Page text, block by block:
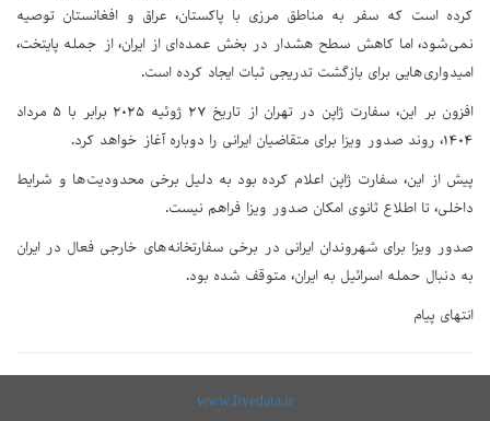
کرده است که سفر به مناطق مرزی با پاکستان، عراق و افغانستان توصیه
نمی‌شود، اما کاهش سطح هشدار در بخش عمده‌ای از ایران، از جمله پایتخت،
امیدواری‌هایی برای بازگشت تدریجی ثبات ایجاد کرده است.
افزون بر این، سفارت ژاپن در تهران از تاریخ ۲۷ ژوئیه ۲۰۲۵ برابر با ۵ مرداد
۱۴۰۴، روند صدور ویزا برای متقاضیان ایرانی را دوباره آغاز خواهد کرد.
پیش‌ از این، سفارت ژاپن اعلام کرده بود به دلیل برخی محدودیت‌ها و شرایط
داخلی، تا اطلاع ثانوی امکان صدور ویزا فراهم نیست.
صدور ویزا برای شهروندان ایرانی در برخی سفارتخانه‌های خارجی فعال در ایران
به دنبال حمله اسرائیل به ایران، متوقف شده بود.
انتهای پیام
www.livedata.ir